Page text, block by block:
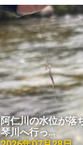
阿仁川の水位が落
琴川へ行っ…